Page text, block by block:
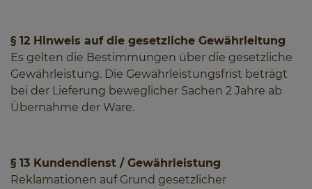
§ 12 Hinweis auf die gesetzliche Gewährleitung
Es gelten die Bestimmungen über die gesetzliche
Gewährleistung. Die Gewährleistungsfrist beträgt
bei der Lieferung beweglicher Sachen 2 Jahre ab
Übernahme der Ware.
§ 13 Kundendienst / Gewährleistung
Reklamationen auf Grund gesetzlicher